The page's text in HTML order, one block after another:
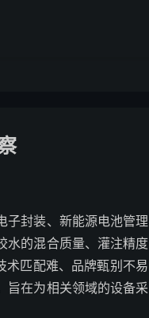
子封装、新能源电池管理
水的混合质量、灌注精度
术匹配难、品牌甄别不易
旨在为相关领域的设备采